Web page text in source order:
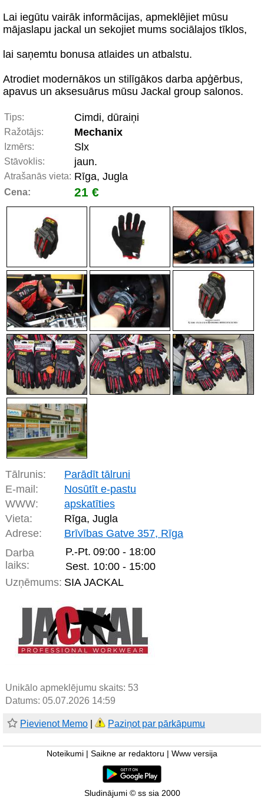
Lai iegūtu vairāk informācijas, apmeklējiet mūsu
mājaslapu jackal un sekojiet mums sociālajos tīklos,
lai saņemtu bonusa atlaides un atbalstu.
Atrodiet modernākos un stilīgākos darba apģērbus,
apavus un aksesuārus mūsu Jackal group salonos.
Tips: Cimdi, dūraiņi
Ražotājs: Mechanix
Izmērs: Slx
Stāvoklis: jaun.
Atrašanās vieta: Rīga, Jugla
Cena: 21 €
Tālrunis:
Parādīt tālruni
E-mail:
Nosūtīt e-pastu
WWW:
apskatīties
Vieta:
Rīga, Jugla
Adrese:
Brīvības Gatve 357, Rīga
Darba
laiks:
P.-Pt. 09:00 - 18:00
Sest. 10:00 - 15:00
Uzņēmums: SIA JACKAL
Unikālo apmeklējumu skaits: 53
Datums: 05.07.2026 14:59
Pievienot Memo Paziņot par pārkāpumu
Noteikumi Saikne ar redaktoru Www versija
Sludinājumi © ss sia 2000